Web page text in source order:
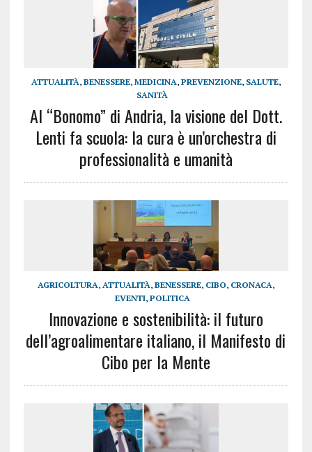
ATTUALITÀ, BENESSERE, MEDICINA, PREVENZIONE, SALUTE,
SANITÀ
Al “Bonomo” di Andria, la visione del Dott.
Lenti fa scuola: la cura è un’orchestra di
professionalità e umanità
AGRICOLTURA, ATTUALITÀ, BENESSERE, CIBO, CRONACA,
EVENTI, POLITICA
Innovazione e sostenibilità: il futuro
dell’agroalimentare italiano, il Manifesto di
Cibo per la Mente